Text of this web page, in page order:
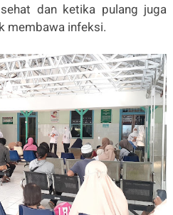
dan ketika pulang juga
membawa infeksi.